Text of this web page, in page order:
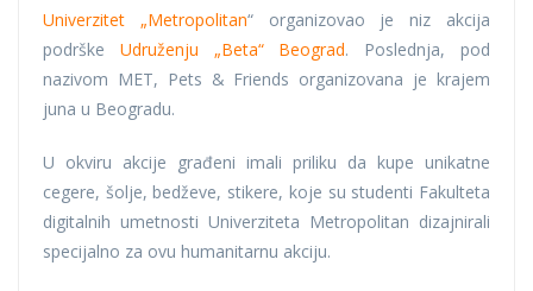
Univerzitet „Metropolitan“ organizovao je niz akcija
podrške Udruženju „Beta“ Beograd. Poslednja, pod
nazivom MET, Pets & Friends organizovana je krajem
juna u Beogradu.
U okviru akcije građeni imali priliku da kupe unikatne
cegere, šolje, bedževe, stikere, koje su studenti Fakulteta
digitalnih umetnosti Univerziteta Metropolitan dizajnirali
specijalno za ovu humanitarnu akciju.